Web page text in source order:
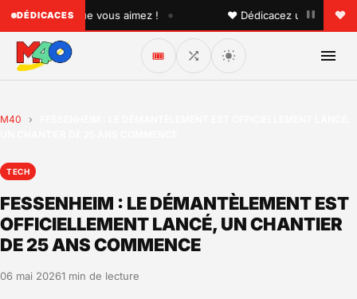
DÉDICACES
quelqu'un que vous aimez ! • ♥ Dédicacez un titre à vos
🎟️
M40 ›
TECH
FESSENHEIM : LE DÉMANTÈLEMENT EST
OFFICIELLEMENT LANCÉ, UN CHANTIER
DE 25 ANS COMMENCE
06 mai 20261 min de lecture